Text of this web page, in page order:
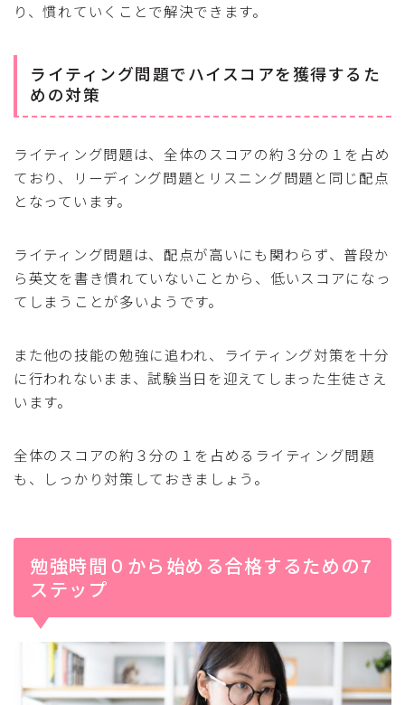
り、慣れていくことで解決できます。
ライティング問題でハイスコアを獲得するた
めの対策
ライティング問題は、全体のスコアの約３分の１を占め
ており、リーディング問題とリスニング問題と同じ配点
となっています。
ライティング問題は、配点が高いにも関わらず、普段か
ら英文を書き慣れていないことから、低いスコアになっ
てしまうことが多いようです。
また他の技能の勉強に追われ、ライティング対策を十分
に行われないまま、試験当日を迎えてしまった生徒さえ
います。
全体のスコアの約３分の１を占めるライティング問題
も、しっかり対策しておきましょう。
勉強時間０から始める合格するための7
ステップ